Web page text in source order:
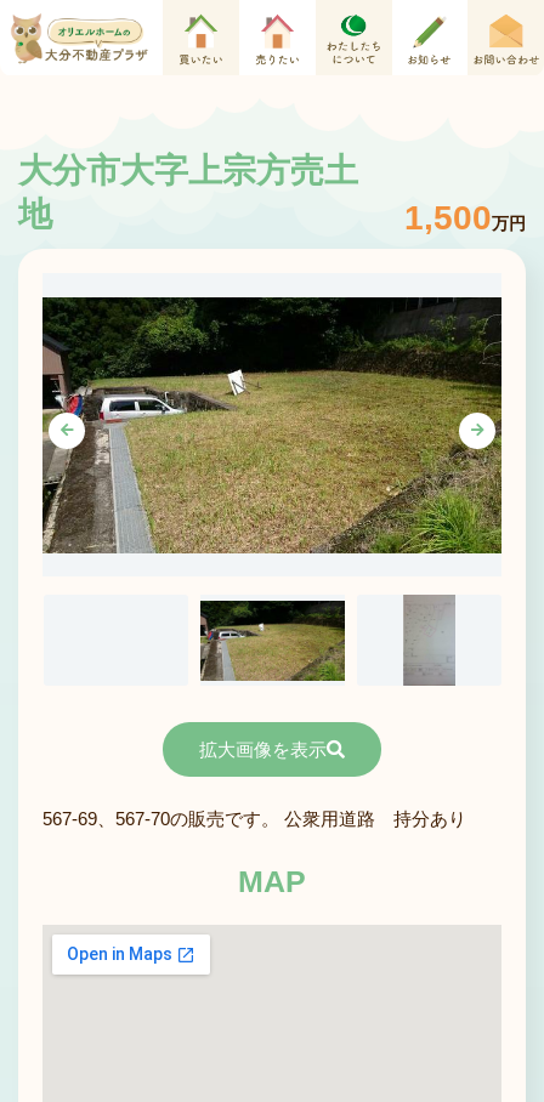
大分市大字上宗方売土
地
1,500万円
拡大画像を表示
567-69、567-70の販売です。 公衆用道路 持分あり
MAP